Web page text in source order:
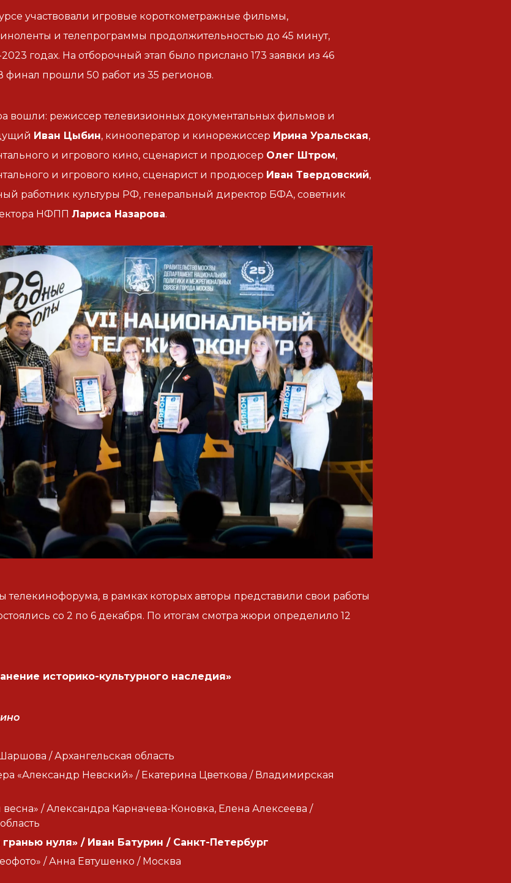
участвовали игровые короткометражные фильмы,
и телепрограммы продолжительностью до 45 минут,
годах. На отборочный этап было прислано 173 заявки из 46
финал прошли 50 работ из 35 регионов.
вошли: режиссер телевизионных документальных фильмов и
Иван Цыбин, кинооператор и кинорежиссер Ирина Уральская,
и игрового кино, сценарист и продюсер Олег Штром,
и игрового кино, сценарист и продюсер Иван Твердовский,
работник культуры РФ, генеральный директор БФА, советник
НФПП Лариса Назарова.
телекинофорума, в рамках которых авторы представили свои работы
со 2 по 6 декабря. По итогам смотра жюри определило 12
историко-культурного наследия»
/ Архангельская область
«Александр Невский» / Екатерина Цветкова / Владимирская
/ Александра Карначева-Коновка, Елена Алексеева /
нуля» / Иван Батурин / Санкт-Петербург
/ Анна Евтушенко / Москва